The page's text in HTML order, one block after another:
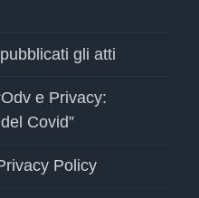
gli atti
e Privacy:
Covid”
Policy